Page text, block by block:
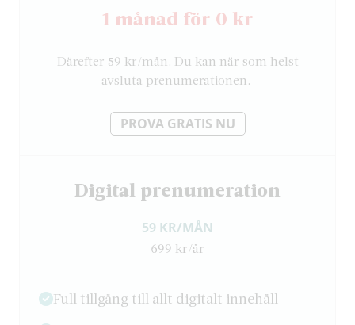
1 månad för 0 kr
Därefter 59 kr/mån. Du kan när som helst
avsluta prenumerationen.
PROVA GRATIS NU
Digital prenumeration
59 KR/MÅN
699 kr/år
Full tillgång till allt digitalt innehåll